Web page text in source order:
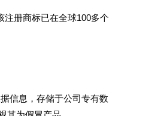
册商标已在全球100多个
信息，存储于公司专有数